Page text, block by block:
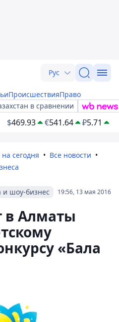
Рус
ПроисшествияПраво
в сравнении
$469.93 €541.64 ₽5.71
сегодня
Все новости
19:56, 13 мая 2016
и шоу-бизнес
в Алматы
«Бала